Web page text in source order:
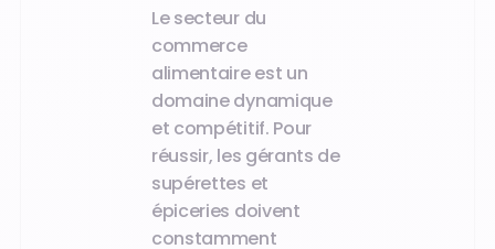
Le secteur du
commerce
alimentaire est un
domaine dynamique
et compétitif. Pour
réussir, les gérants de
supérettes et
épiceries doivent
constamment